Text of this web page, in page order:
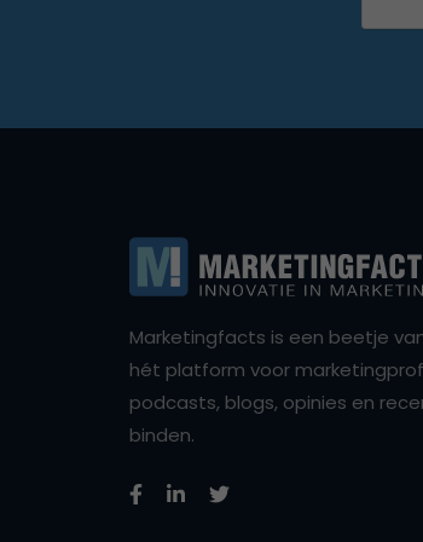
Marketingfacts is een beetje
hét platform voor
podcasts, blogs, opinies en
binden.